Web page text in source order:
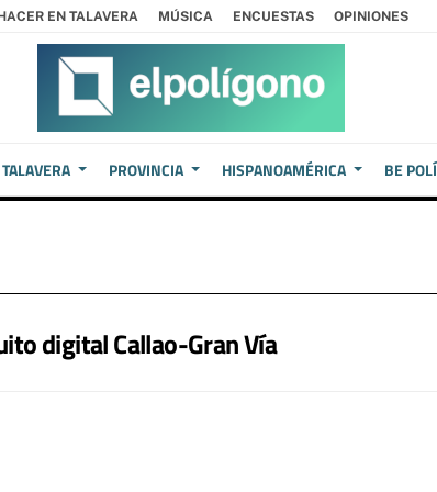
EN TALAVERA MÚSICA ENCUESTAS OPINIONES
TALAVERA PROVINCIA HISPANOAMÉRICA BE
digital Callao-Gran Vía